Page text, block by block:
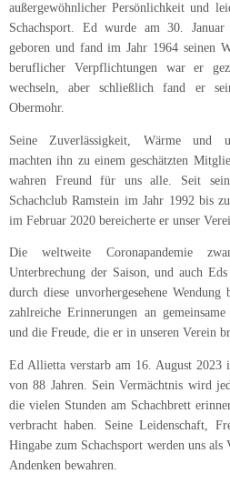
außergewöhnlicher Persönlichkeit und
Schachsport. Ed wurde am 30.
geboren und fand im Jahr 1964 seinen
beruflicher Verpflichtungen war er
wechseln, aber schließlich fand er
Obermohr.
Seine Zuverlässigkeit, Wärme und
machten ihn zu einem geschätzten
wahren Freund für uns alle. Seit
Schachclub Ramstein im Jahr 1992 bis
im Februar 2020 bereicherte er unser
Die weltweite Coronapandemie
Unterbrechung der Saison, und auch
durch diese unvorhergesehene
zahlreiche Erinnerungen an
und die Freude, die er in unseren Verein
Ed Allietta verstarb am 16. August
von 88 Jahren. Sein Vermächtnis wird
die vielen Stunden am Schachbrett
verbracht haben. Seine Leidenschaft,
Hingabe zum Schachsport werden uns
Andenken bewahren.